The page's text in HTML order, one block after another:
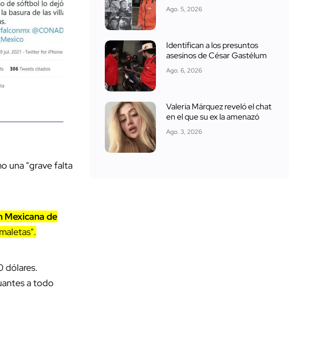
una "grave falta
Mexicana de
dólares.
a todo
Ago. 5, 2026
Identifican a los presuntos
asesinos de César Gastélum
Ago. 6, 2026
Valeria Márquez reveló el chat
en el que su ex la amenazó
Ago. 3, 2026